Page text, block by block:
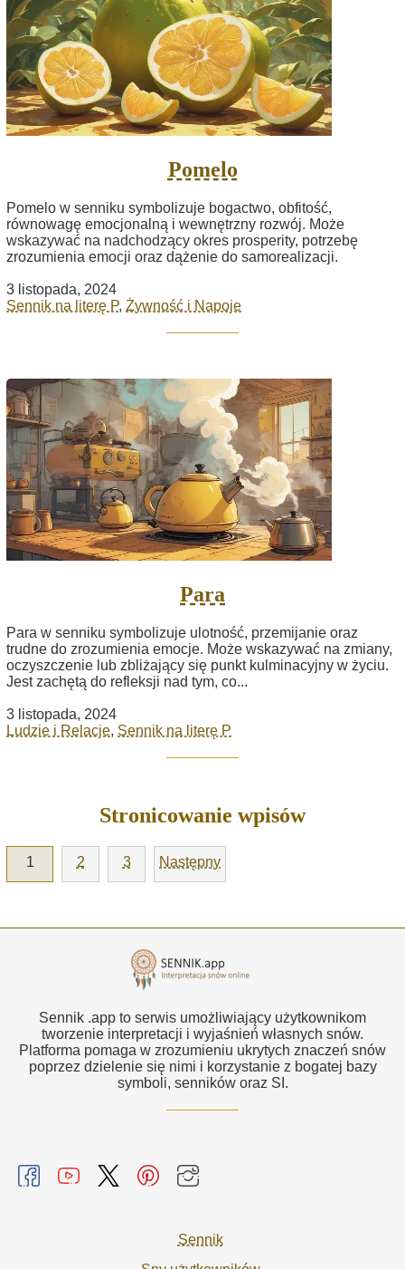
Pomelo
Pomelo w senniku symbolizuje bogactwo, obfitość,
równowagę emocjonalną i wewnętrzny rozwój. Może
wskazywać na nadchodzący okres prosperity, potrzebę
zrozumienia emocji oraz dążenie do samorealizacji.
3 listopada, 2024
Sennik na literę P, Żywność i Napoje
Para
Para w senniku symbolizuje ulotność, przemijanie oraz
trudne do zrozumienia emocje. Może wskazywać na zmiany,
oczyszczenie lub zbliżający się punkt kulminacyjny w życiu.
Jest zachętą do refleksji nad tym, co...
3 listopada, 2024
Ludzie i Relacje, Sennik na literę P
Stronicowanie wpisów
1 2 3 Następny
Sennik .app to serwis umożliwiający użytkownikom
tworzenie interpretacji i wyjaśnień własnych snów.
Platforma pomaga w zrozumieniu ukrytych znaczeń snów
poprzez dzielenie się nimi i korzystanie z bogatej bazy
symboli, senników oraz SI.
Sennik